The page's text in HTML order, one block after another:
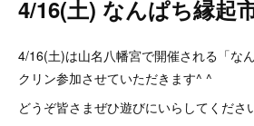
4/16(土) なんぱち縁起
4/16(土)は山名八幡宮で開催される「な
クリン参加させていただきます^ ^
どうぞ皆さまぜひ遊びにいらしてくださ